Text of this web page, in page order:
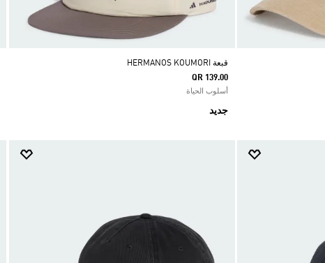
قبعة HERMANOS KOUMORI
QR 139.00
أسلوب الحياة
جديد